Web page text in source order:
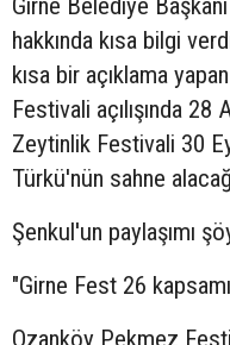
Girne Belediye
hakkında kısa bilgi
kısa bir açıklama
Festivali açılışında
Zeytinlik Festivali 30
Türkü'nün sahne
Şenkul'un paylaşımı
"Girne Fest 26
Ozanköy Pekmez